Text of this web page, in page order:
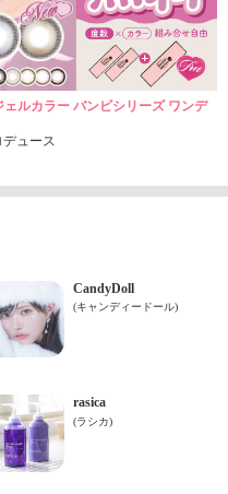
ルカラー バンビシリーズ ワンデ
ュース